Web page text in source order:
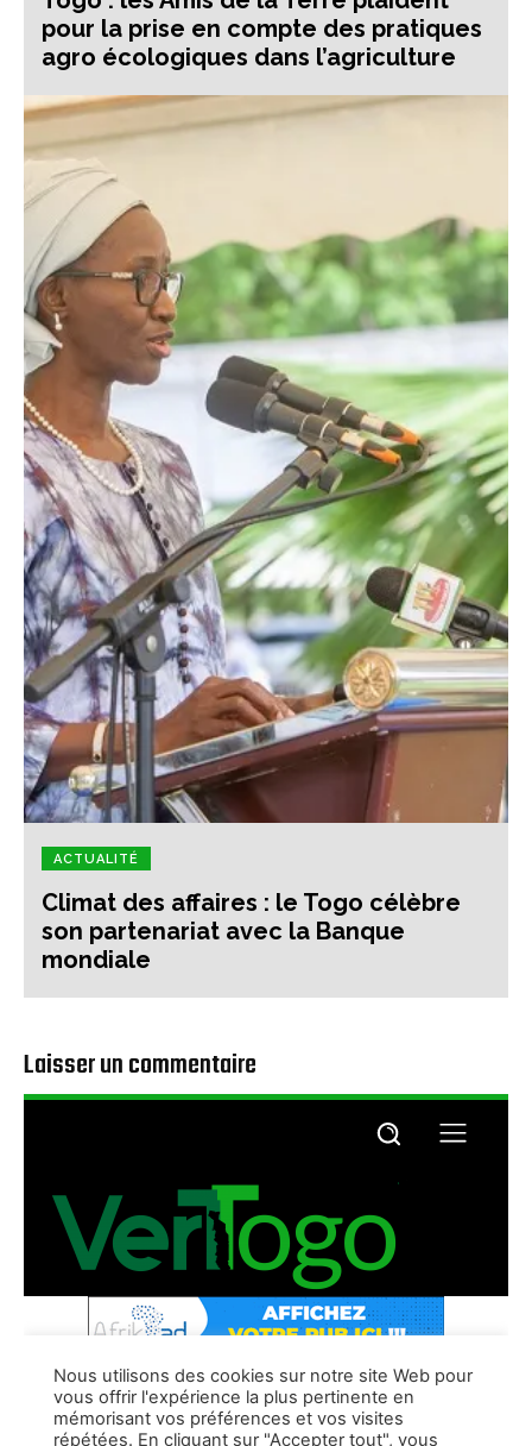
pour la prise en compte des pratiques
agro écologiques dans l’agriculture
ACTUALITÉ
Climat des affaires : le Togo célèbre
son partenariat avec la Banque
mondiale
Laisser un commentaire